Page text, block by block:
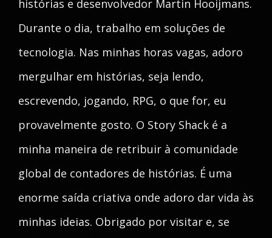
histórias e desenvolvedor Martin Hooijmans.
Durante o dia, trabalho em soluções de
tecnologia. Nas minhas horas vagas, adoro
mergulhar em histórias, seja lendo,
escrevendo, jogando, RPG, o que for, eu
provavelmente gosto. O Story Shack é a
minha maneira de retribuir à comunidade
global de contadores de histórias. É uma
enorme saída criativa onde adoro dar vida às
minhas ideias. Obrigado por visitar e, se